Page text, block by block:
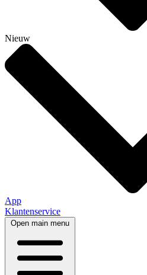
Nieuw
App
Klantenservice
Open main menu